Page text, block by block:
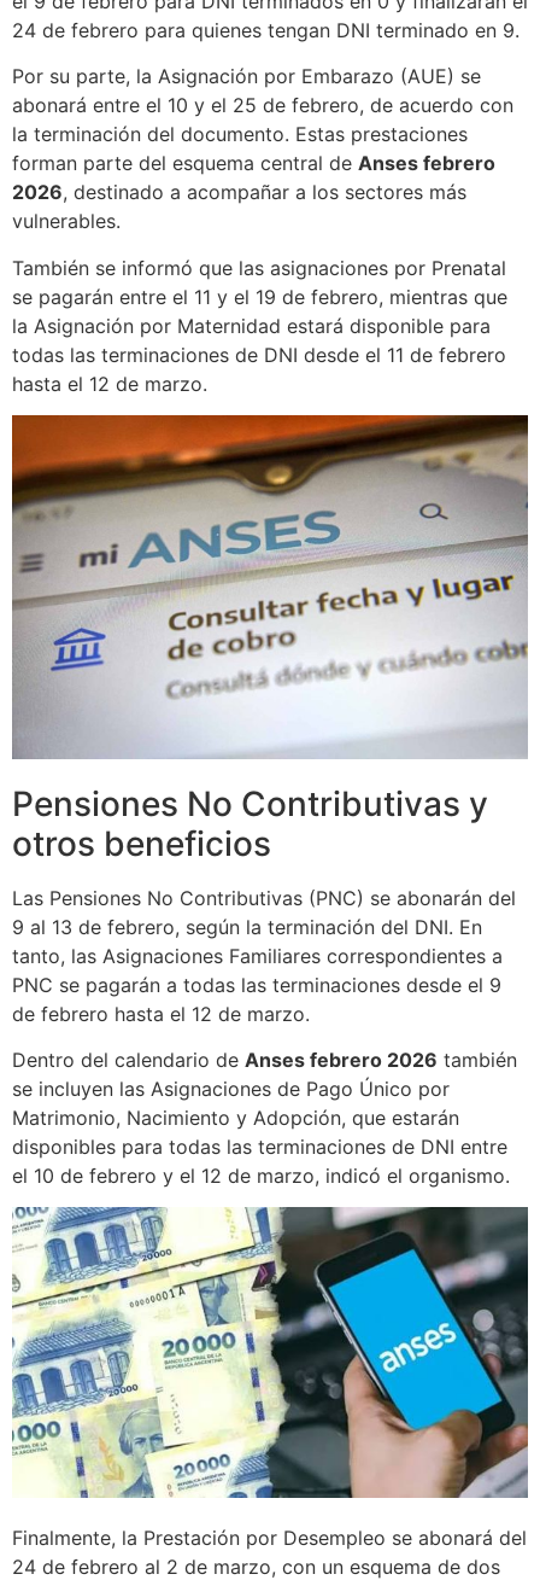
24 de febrero para quienes tengan DNI terminado en 9.
Por su parte, la Asignación por Embarazo (AUE) se
abonará entre el 10 y el 25 de febrero, de acuerdo con
la terminación del documento. Estas prestaciones
forman parte del esquema central de Anses febrero
2026, destinado a acompañar a los sectores más
vulnerables.
También se informó que las asignaciones por Prenatal
se pagarán entre el 11 y el 19 de febrero, mientras que
la Asignación por Maternidad estará disponible para
todas las terminaciones de DNI desde el 11 de febrero
hasta el 12 de marzo.
Pensiones No Contributivas y
otros beneficios
Las Pensiones No Contributivas (PNC) se abonarán del
9 al 13 de febrero, según la terminación del DNI. En
tanto, las Asignaciones Familiares correspondientes a
PNC se pagarán a todas las terminaciones desde el 9
de febrero hasta el 12 de marzo.
Dentro del calendario de Anses febrero 2026 también
se incluyen las Asignaciones de Pago Único por
Matrimonio, Nacimiento y Adopción, que estarán
disponibles para todas las terminaciones de DNI entre
el 10 de febrero y el 12 de marzo, indicó el organismo.
Finalmente, la Prestación por Desempleo se abonará del
24 de febrero al 2 de marzo, con un esquema de dos